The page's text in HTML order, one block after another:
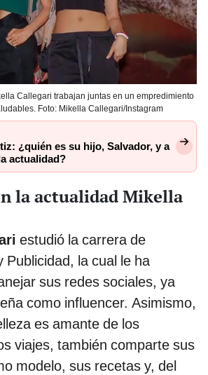
Callegari trabajan juntas en un empredimiento
Foto: Mikella Callegari/Instagram
¿quién es su hijo, Salvador, y a
actualidad?
la actualidad Mikella
estudió la carrera de
Publicidad, la cual le ha
sus redes sociales, ya
como influencer. Asimismo,
es amante de los
viajes, también comparte sus
modelo, sus recetas y, del